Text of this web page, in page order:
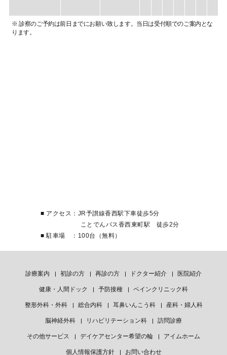
※ 診察のご予約は前日までにお願い致します。当日は受付順でのご案内とな
ります。
■ アクセス：JR予讃線香西駅下車徒歩5分
ことでんバス香西東町駅 徒歩2分
■ 駐車場 ：100台（無料）
診療案内 初診の方 再診の方 ドクター紹介 医院紹介
健康・人間ドック 予防接種 ペインクリニック科
整形外科・外科 総合内科 耳鼻いんこう科 産科・婦人科
脳神経外科 リハビリテーション科 訪問診療
その他サービス デイケアセンター希望の輪 アイムホーム
個人情報保護方針 お問い合わせ